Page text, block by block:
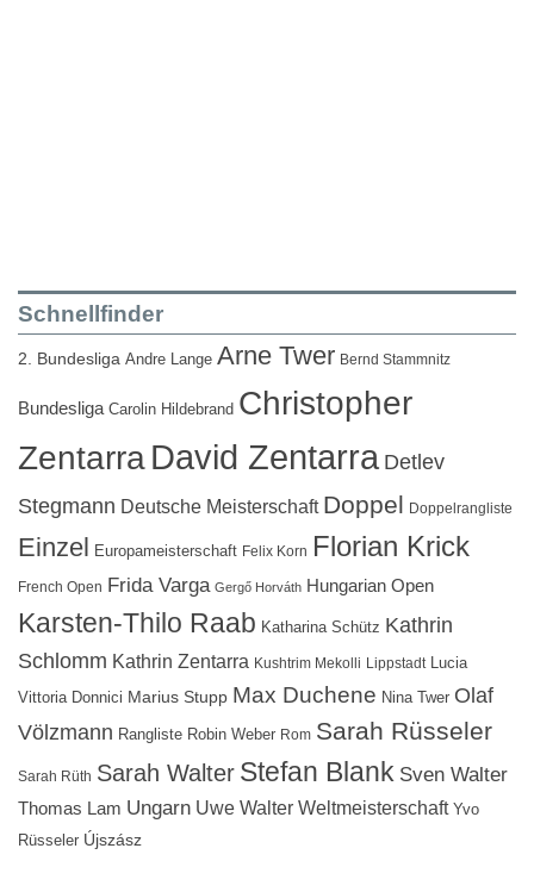
Schnellfinder
2. Bundesliga Andre Lange Arne Twer Bernd Stammnitz
Bundesliga Carolin Hildebrand Christopher
ZentarraDavid Zentarra Detlev
Stegmann Deutsche Meisterschaft Doppel Doppelrangliste
Einzel Europameisterschaft Felix Korn Florian Krick
French Open Frida Varga Gergő Horváth Hungarian Open
Karsten-Thilo Raab Katharina Schütz Kathrin
Schlomm Kathrin Zentarra Kushtrim Mekolli Lippstadt Lucia
Vittoria Donnici Marius Stupp Max Duchene Nina Twer Olaf
Völzmann Rangliste Robin Weber Rom Sarah Rüsseler
Sarah Rüth Sarah Walter Stefan Blank Sven Walter
Thomas Lam Ungarn Uwe Walter Weltmeisterschaft Yvo
Rüsseler Újszász